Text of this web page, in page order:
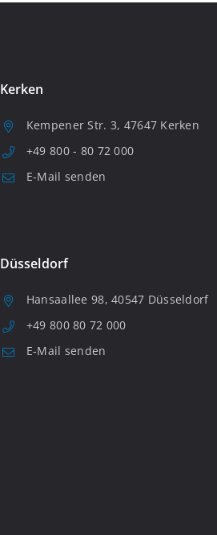
Kerken
Kempener Str. 3, 47647 Kerken
+49 800 - 80 72 000
E-Mail senden
Düsseldorf
Hansaallee 98, 40547 Düsseldorf
+49 800 80 72 000
E-Mail senden